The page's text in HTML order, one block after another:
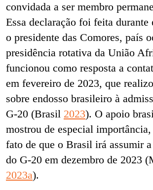
convidada a ser membro
Essa declaração foi feita durante
o presidente das Comores, país
presidência rotativa da União
funcionou como resposta a
em fevereiro de 2023, que
sobre endosso brasileiro à
G-20 (Brasil 2023). O apoio
mostrou de especial
fato de que o Brasil irá assumir
do G-20 em dezembro de 2023
2023a).